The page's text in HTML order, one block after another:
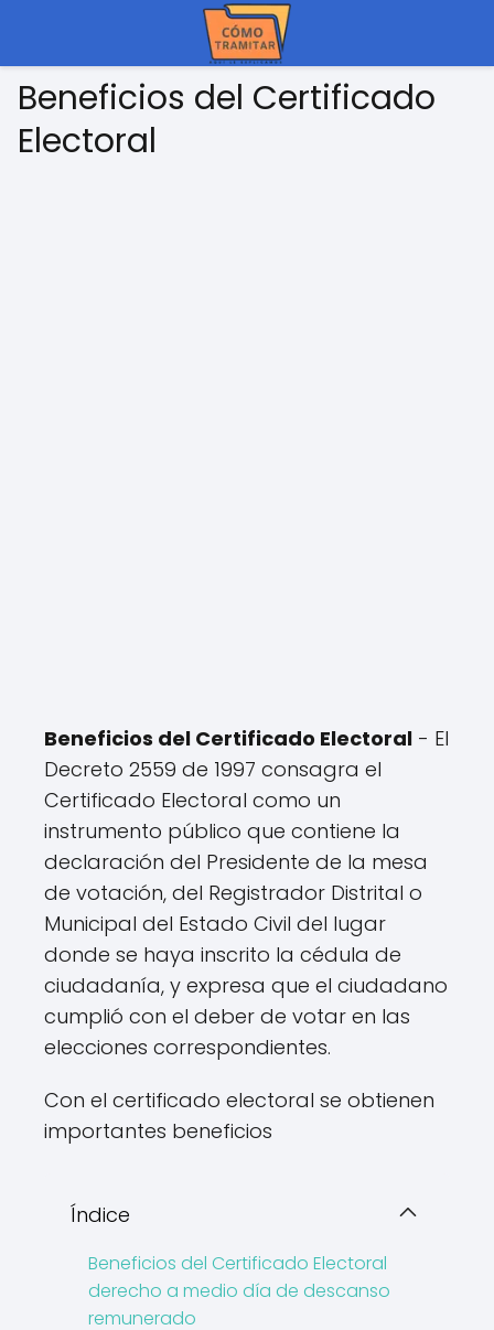
Beneficios del Certificado
Electoral
Beneficios del Certificado Electoral - El
Decreto 2559 de 1997 consagra el
Certificado Electoral como un
instrumento público que contiene la
declaración del Presidente de la mesa
de votación, del Registrador Distrital o
Municipal del Estado Civil del lugar
donde se haya inscrito la cédula de
ciudadanía, y expresa que el ciudadano
cumplió con el deber de votar en las
elecciones correspondientes.
Con el certificado electoral se obtienen
importantes beneficios
Índice
Beneficios del Certificado Electoral
derecho a medio día de descanso
remunerado